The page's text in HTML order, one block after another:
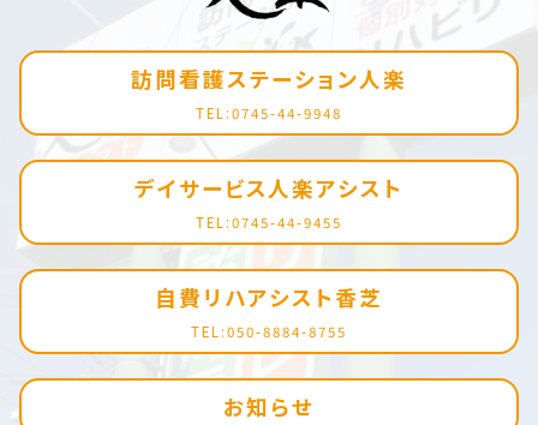
訪問看護ステーション人楽
TEL:0745-44-9948
デイサービス人楽アシスト
TEL:0745-44-9455
自費リハアシスト香芝
TEL:050-8884-8755
お知らせ